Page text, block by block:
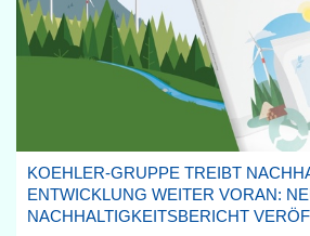
KOEHLER-GRUPPE TREIBT
ENTWICKLUNG WEITER VORAN:
NACHHALTIGKEITSBERICHT